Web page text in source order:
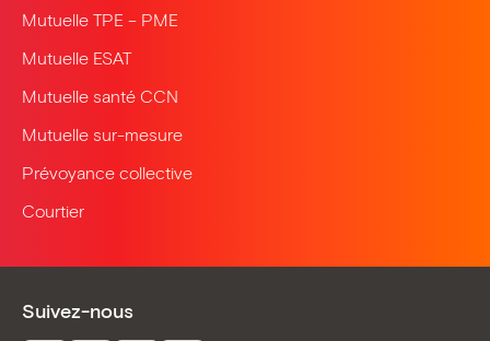
Mutuelle TPE – PME
Mutuelle ESAT
Mutuelle santé CCN
Mutuelle sur-mesure
Prévoyance collective
Courtier
Suivez-nous